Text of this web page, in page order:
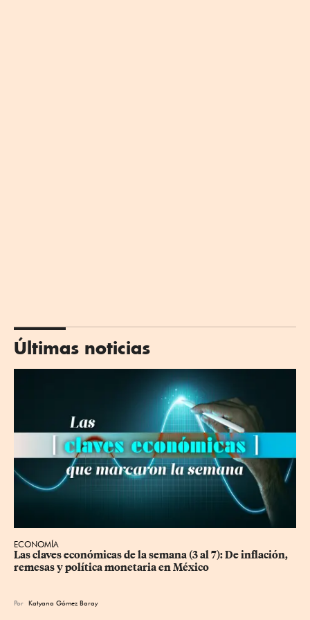
Últimas noticias
ECONOMÍA
Las claves económicas de la semana (3 al 7): De inflación,
remesas y política monetaria en México
Por Katyana Gómez Baray